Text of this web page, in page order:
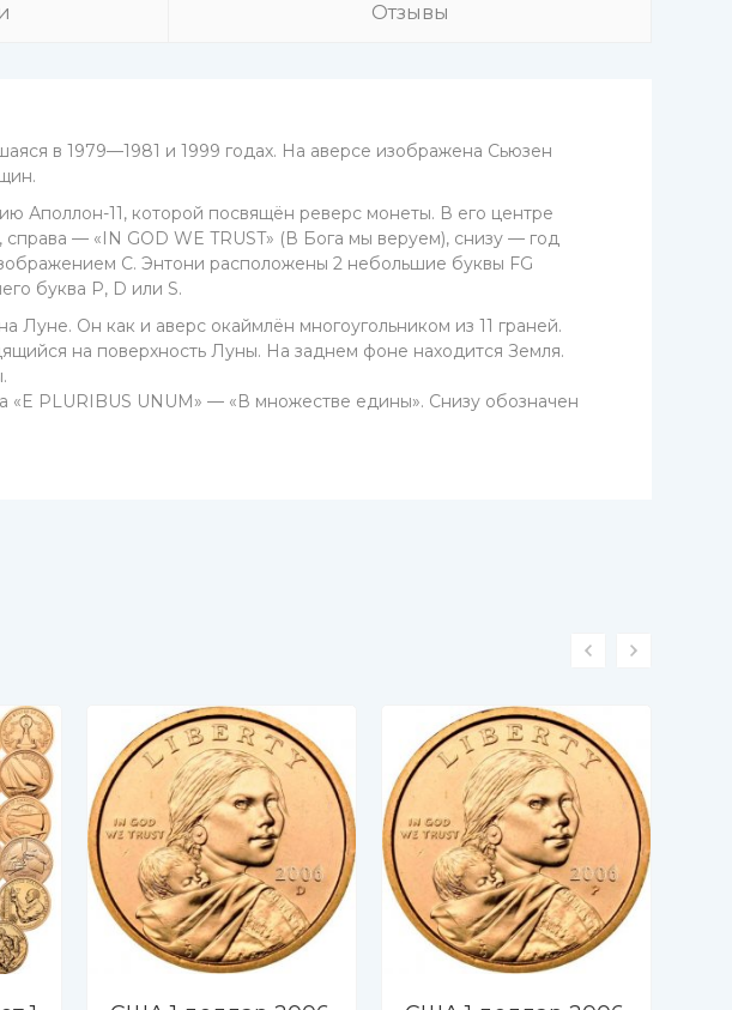
в 1979—1981 и 1999 годах. На аверсе изображена Сьюзен
Аполлон-11, которой посвящён реверс монеты. В его центре
— «IN GOD WE TRUST» (В Бога мы веруем), снизу — год
С. Энтони расположены 2 небольшие буквы FG
буква P, D или S.
Луне. Он как и аверс окаймлён многоугольником из 11 граней.
на поверхность Луны. На заднем фоне находится Земля.
«E PLURIBUS UNUM» — «В множестве едины». Снизу обозначен
Отзывы